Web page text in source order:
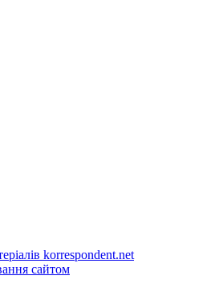
korrespondent.net
сайтом